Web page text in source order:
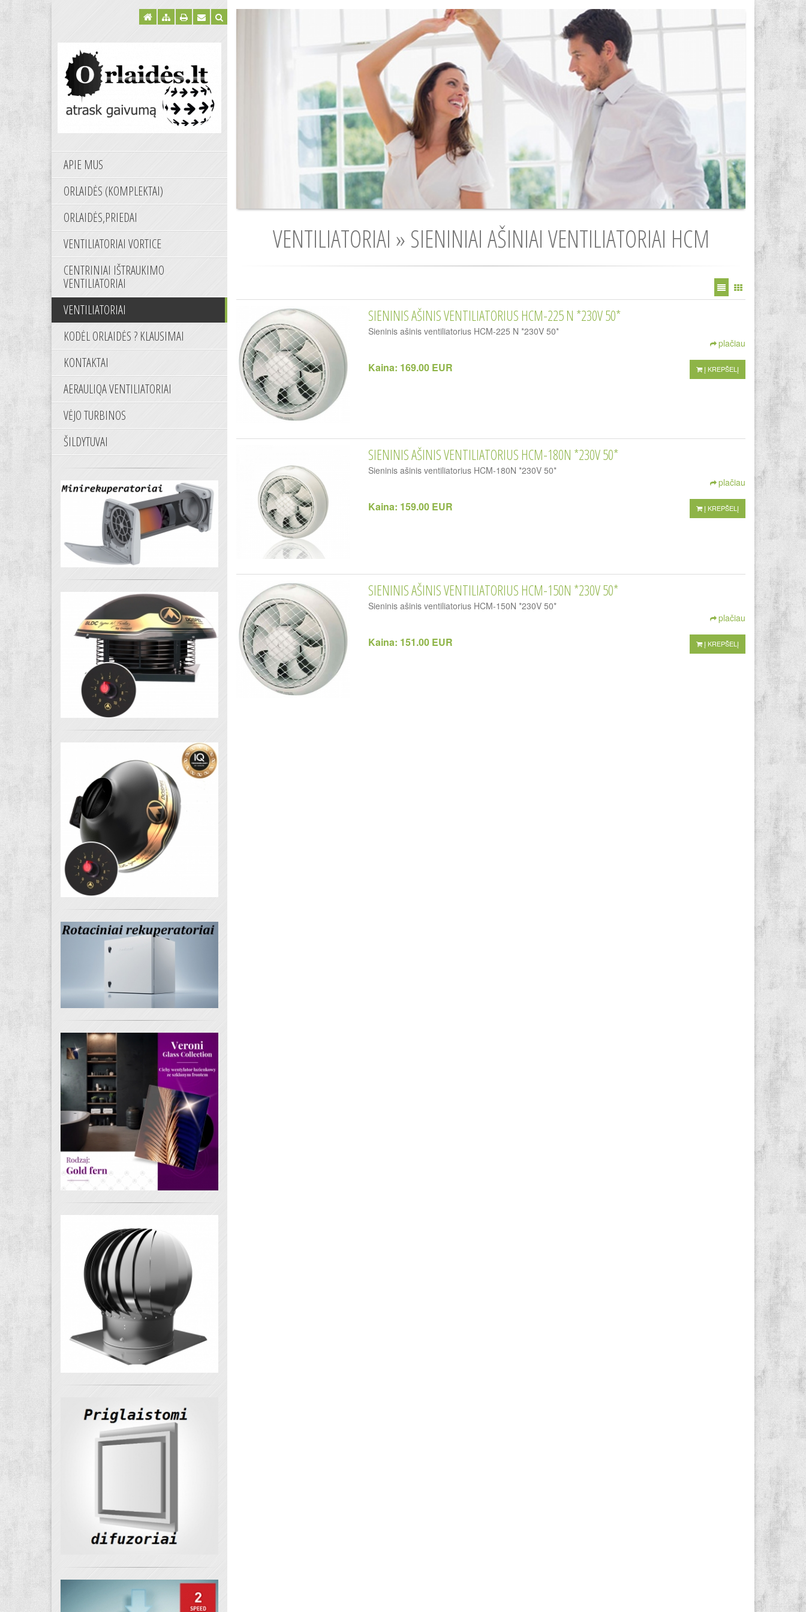
APIE MUS
ORLAIDĖS (KOMPLEKTAI)
ORLAIDĖS,PRIEDAI
VENTILIATORIAI VORTICE
CENTRINIAI IŠTRAUKIMO
VENTILIATORIAI
VENTILIATORIAI
KODĖL ORLAIDĖS ? KLAUSIMAI
KONTAKTAI
AERAULIQA VENTILIATORIAI
VĖJO TURBINOS
ŠILDYTUVAI
VENTILIATORIAI » SIENINIAI AŠINIAI VENTILIATORIAI HCM
SIENINIS AŠINIS VENTILIATORIUS HCM-225 N *230V 50*
Sieninis ašinis ventiliatorius HCM-225 N *230V 50*
plačiau
Kaina: 169.00 EUR Į KREPŠELĮ
SIENINIS AŠINIS VENTILIATORIUS HCM-180N *230V 50*
Sieninis ašinis ventiliatorius HCM-180N *230V 50*
plačiau
Kaina: 159.00 EUR Į KREPŠELĮ
SIENINIS AŠINIS VENTILIATORIUS HCM-150N *230V 50*
Sieninis ašinis ventiliatorius HCM-150N *230V 50*
plačiau
Kaina: 151.00 EUR Į KREPŠELĮ